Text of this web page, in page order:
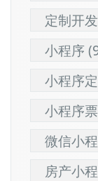
定制开
小程序
小程序
小程序
微信小
房产小